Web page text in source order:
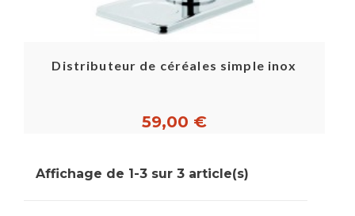
Distributeur de céréales simple inox
59,00 €
Affichage de 1-3 sur 3 article(s)